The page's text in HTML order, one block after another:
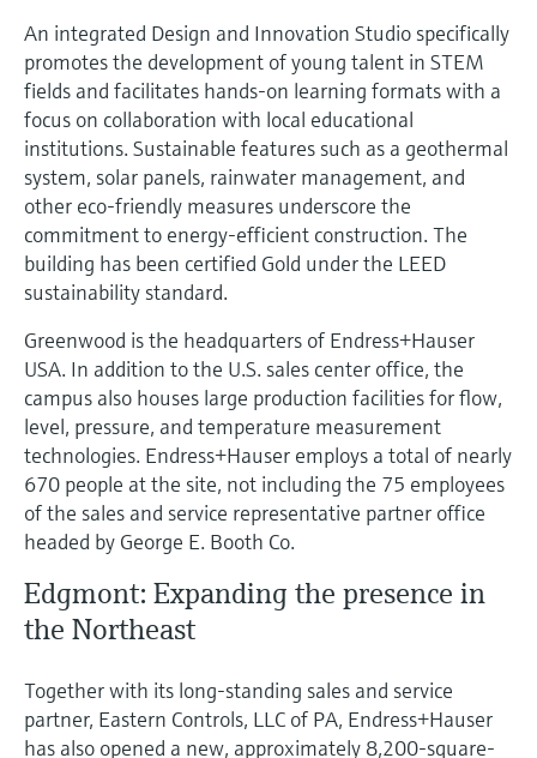
An integrated Design and Innovation Studio specifically
promotes the development of young talent in STEM
fields and facilitates hands-on learning formats with a
focus on collaboration with local educational
institutions. Sustainable features such as a geothermal
system, solar panels, rainwater management, and
other eco-friendly measures underscore the
commitment to energy-efficient construction. The
building has been certified Gold under the LEED
sustainability standard.
Greenwood is the headquarters of Endress+Hauser
USA. In addition to the U.S. sales center office, the
campus also houses large production facilities for flow,
level, pressure, and temperature measurement
technologies. Endress+Hauser employs a total of nearly
670 people at the site, not including the 75 employees
of the sales and service representative partner office
headed by George E. Booth Co.
Edgmont: Expanding the presence in
the Northeast
Together with its long-standing sales and service
partner, Eastern Controls, LLC of PA, Endress+Hauser
has also opened a new, approximately 8,200-square-